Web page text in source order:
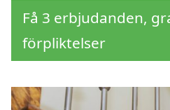
Få 3 erbjudanden,
förpliktelser